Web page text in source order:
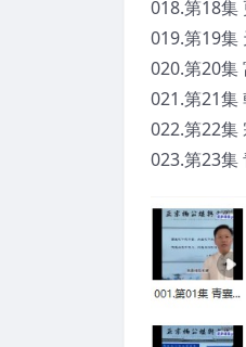
018.第18集
019.第19集
020.第20集
021.第21集
022.第22集
023.第23集